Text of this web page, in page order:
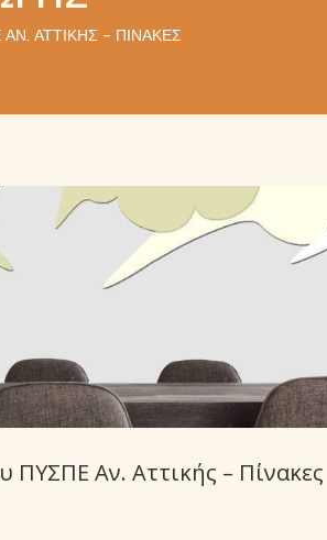
ΑΤΤΙΚΉΣ – ΠΊΝΑΚΕΣ
Αν. Αττικής – Πίνακες